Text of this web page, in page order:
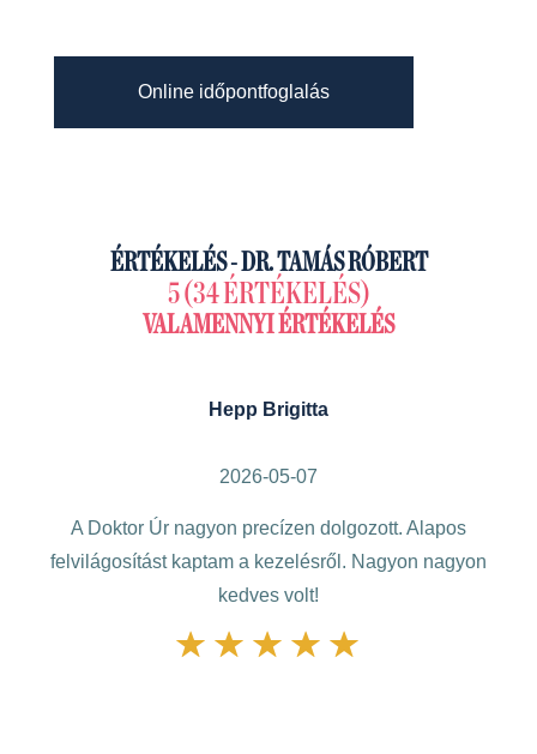
Online időpontfoglalás
ÉRTÉKELÉS - DR. TAMÁS RÓBERT
5 (34 ÉRTÉKELÉS)
VALAMENNYI ÉRTÉKELÉS
Hepp Brigitta
2026-05-07
A Doktor Úr nagyon precízen dolgozott. Alapos
felvilágosítást kaptam a kezelésről. Nagyon nagyon
kedves volt!